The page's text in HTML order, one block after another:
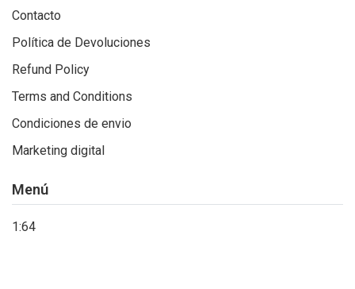
Contacto
Política de Devoluciones
Refund Policy
Terms and Conditions
Condiciones de envio
Marketing digital
Menú
1:64